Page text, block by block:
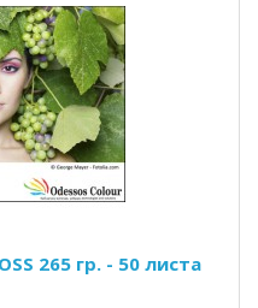
265 гр. - 50 листа